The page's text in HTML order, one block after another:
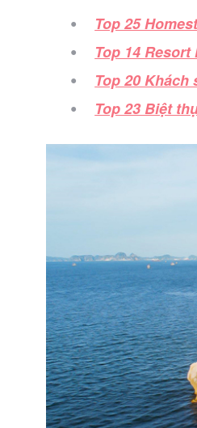
Top 25
Top 14
Top 20
Top 23 Biệt